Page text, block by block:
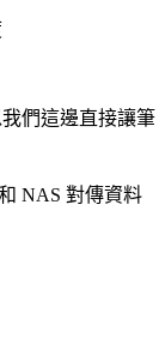
們這邊直接讓筆
NAS 對傳資料